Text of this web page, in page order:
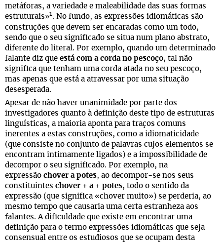
metáforas, a variedade e maleabilidade das suas formas
estruturais»1. No fundo, as expressões idiomáticas são
construções que devem ser encaradas como um todo,
sendo que o seu significado se situa num plano abstrato,
diferente do literal. Por exemplo, quando um determinado
falante diz que está com a corda no pescoço, tal não
significa que tenham uma corda atada no seu pescoço,
mas apenas que está a atravessar por uma situação
desesperada.
Apesar de não haver unanimidade por parte dos
investigadores quanto à definição deste tipo de estruturas
linguísticas, a maioria aponta para traços comuns
inerentes a estas construções, como a idiomaticidade
(que consiste no conjunto de palavras cujos elementos se
encontram intimamente ligados) e a impossibilidade de
decompor o seu significado. Por exemplo, na
expressão chover a potes, ao decompor-se nos seus
constituintes chover + a + potes, todo o sentido da
expressão (que significa «chover muito») se perderia, ao
mesmo tempo que causaria uma certa estranheza aos
falantes. A dificuldade que existe em encontrar uma
definição para o termo expressões idiomáticas que seja
consensual entre os estudiosos que se ocupam desta